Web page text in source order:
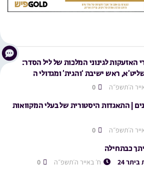
האזעקות לגינוני המלכות של ליל הסדר:
ראש ישיבת ‘והגית’ ומגדולי ה
ה׳תשפ״ה
| התאגדות היסטורית של בעלי המקוואות
ה׳תשפ״ה
כבתחילה
24 ח׳ באייר ה׳תשפ״ה